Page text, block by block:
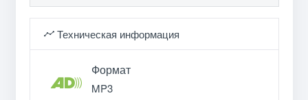
Техническая информация
Формат
MP3